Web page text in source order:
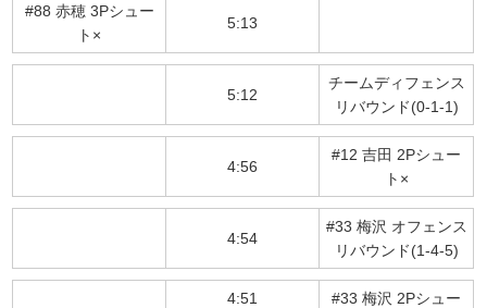
#88 赤穂 3Pシュー
ト×
5:13
5:12
チームディフェンス
リバウンド(0-1-1)
4:56
#12 吉田 2Pシュー
ト×
4:54
#33 梅沢 オフェンス
リバウンド(1-4-5)
4:51
#33 梅沢 2Pシュー